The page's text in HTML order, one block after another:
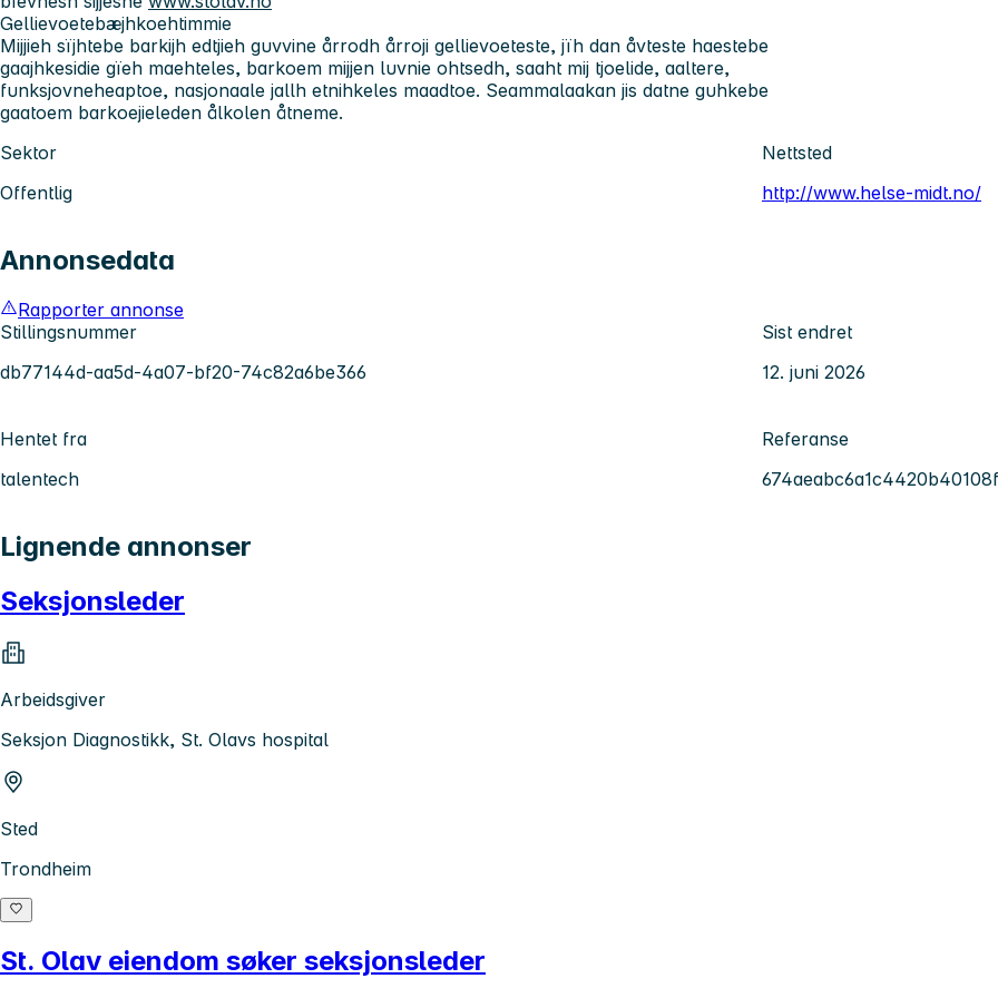
Gellievoetebæjhkoehtimmie
Mijjieh sïjhtebe barkijh edtjieh guvvine årrodh årroji gellievoeteste, jïh dan åvteste haestebe
gaajhkesidie gïeh maehteles, barkoem mijjen luvnie ohtsedh, saaht mij tjoelide, aaltere,
funksjovneheaptoe, nasjonaale jallh etnihkeles maadtoe. Seammalaakan jis datne guhkebe
gaatoem barkoejieleden ålkolen åtneme.
Sektor
Offentlig
Nettsted
http://www.helse-midt.no/
Annonsedata
Rapporter annonse
Stillingsnummer
db77144d-aa5d-4a07-bf20-74c82a6be366
Sist endret
12. juni 2026
Hentet fra
talentech
Referanse
Lignende annonser
Seksjonsleder
Arbeidsgiver
Seksjon Diagnostikk, St. Olavs hospital
Sted
Trondheim
St. Olav eiendom søker seksjonsleder